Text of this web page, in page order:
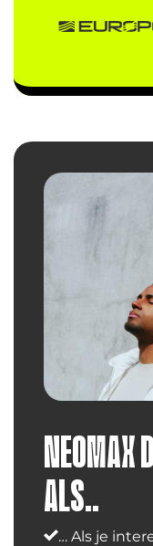
NEOMAX
ALS..
… Als je